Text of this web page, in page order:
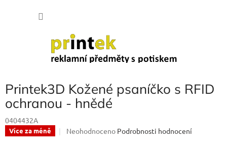
Printek3D Kožené psaníčko s RFID
ochranou - hnědé
0404432A
Více za méně
Průměrné
Neohodnoceno Podrobnosti hodnocení